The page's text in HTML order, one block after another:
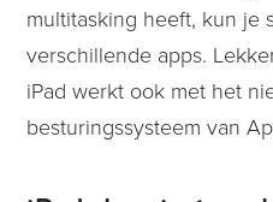
multitasking heeft, kun je
verschillende apps.
iPad werkt ook met het
besturingssysteem van